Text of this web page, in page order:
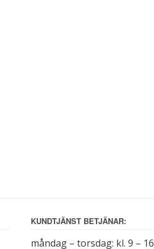
KUNDTJÄNST BETJÄNAR:
måndag – torsdag: kl. 9 – 16